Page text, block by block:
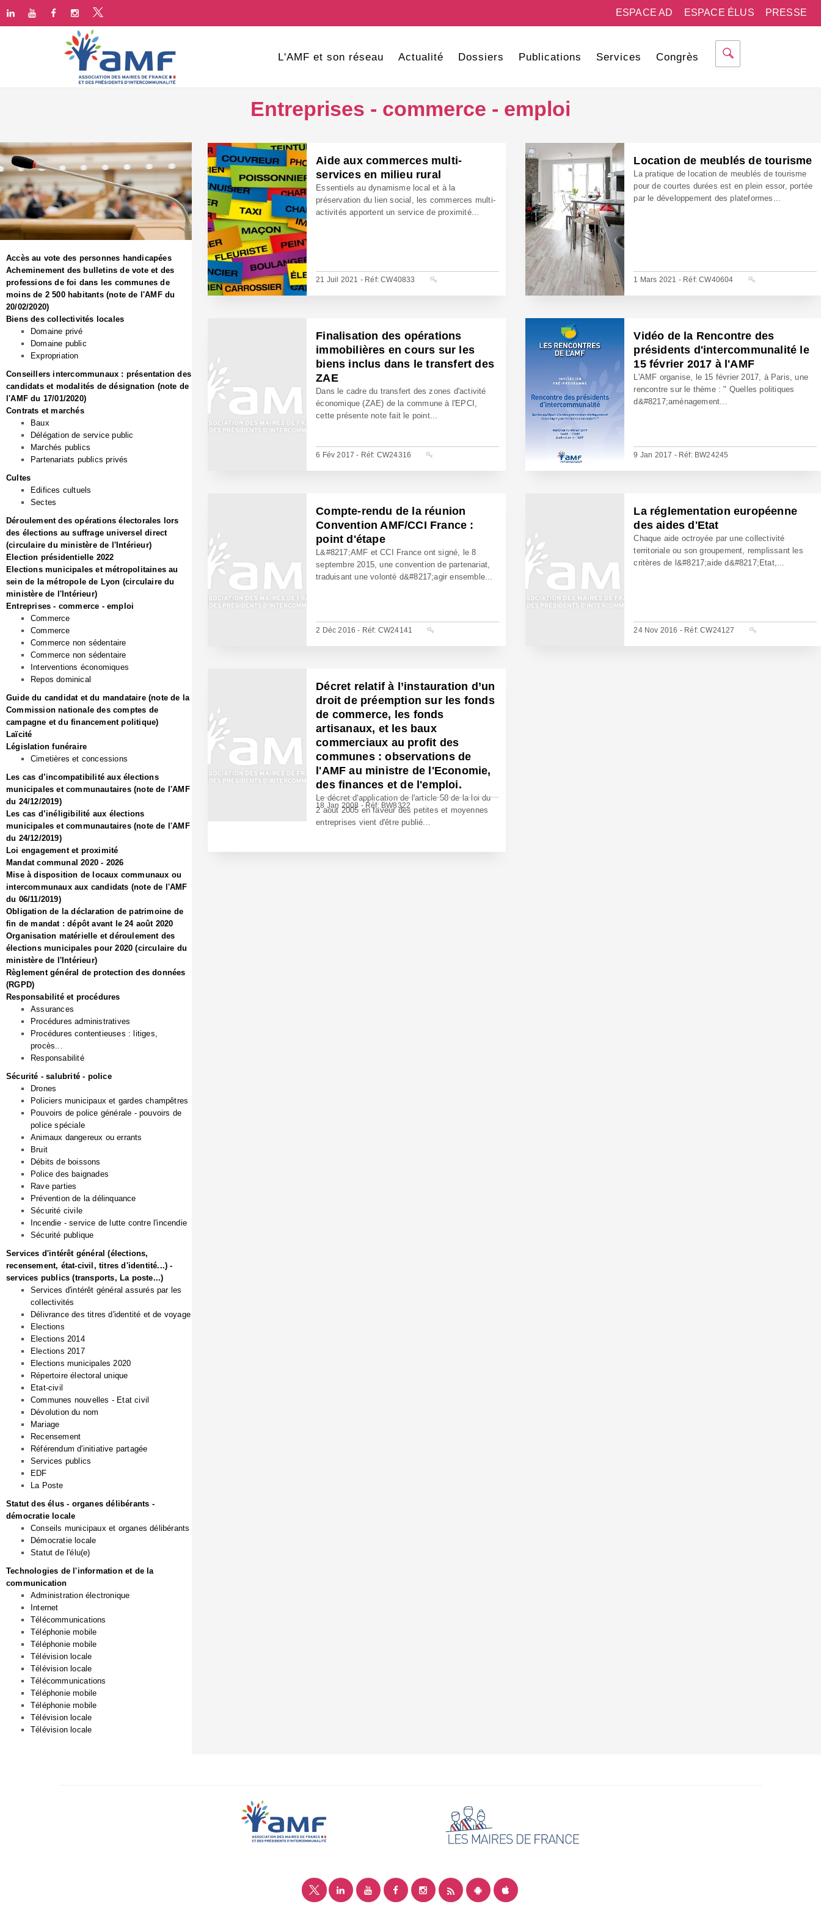
PRESSE
ESPACE ÉLUS
ESPACE AD
L'AMF et son réseau Actualité Dossiers Publications Services Congrès
Entreprises - commerce - emploi
Accès au vote des personnes handicapées
Acheminement des bulletins de vote et des
professions de foi dans les communes de
moins de 2 500 habitants (note de l'AMF du
20/02/2020)
Biens des collectivités locales
Domaine privé
Domaine public
Expropriation
Conseillers intercommunaux : présentation des
candidats et modalités de désignation (note de
l'AMF du 17/01/2020)
Contrats et marchés
Baux
Délégation de service public
Marchés publics
Partenariats publics privés
Cultes
Edifices cultuels
Sectes
Déroulement des opérations électorales lors
des élections au suffrage universel direct
(circulaire du ministère de l'Intérieur)
Election présidentielle 2022
Elections municipales et métropolitaines au
sein de la métropole de Lyon (circulaire du
ministère de l'Intérieur)
Entreprises - commerce - emploi
Commerce
Commerce
Commerce non sédentaire
Commerce non sédentaire
Interventions économiques
Repos dominical
Guide du candidat et du mandataire (note de la
Commission nationale des comptes de
campagne et du financement politique)
Laïcité
Législation funéraire
Cimetières et concessions
Les cas d’incompatibilité aux élections
municipales et communautaires (note de l'AMF
du 24/12/2019)
Les cas d’inéligibilité aux élections
municipales et communautaires (note de l'AMF
du 24/12/2019)
Loi engagement et proximité
Mandat communal 2020 - 2026
Mise à disposition de locaux communaux ou
intercommunaux aux candidats (note de l'AMF
du 06/11/2019)
Obligation de la déclaration de patrimoine de
fin de mandat : dépôt avant le 24 août 2020
Organisation matérielle et déroulement des
élections municipales pour 2020 (circulaire du
ministère de l'Intérieur)
Règlement général de protection des données
(RGPD)
Responsabilité et procédures
Assurances
Procédures administratives
Procédures contentieuses : litiges,
procès...
Responsabilité
Sécurité - salubrité - police
Drones
Policiers municipaux et gardes champêtres
Pouvoirs de police générale - pouvoirs de
police spéciale
Animaux dangereux ou errants
Bruit
Débits de boissons
Police des baignades
Rave parties
Prévention de la délinquance
Sécurité civile
Incendie - service de lutte contre l'incendie
Sécurité publique
Services d'intérêt général (élections,
recensement, état-civil, titres d'identité...) -
services publics (transports, La poste...)
Services d'intérêt général assurés par les
collectivités
Délivrance des titres d'identité et de voyage
Elections
Elections 2014
Elections 2017
Elections municipales 2020
Répertoire électoral unique
Etat-civil
Communes nouvelles - Etat civil
Dévolution du nom
Mariage
Recensement
Référendum d'initiative partagée
Services publics
EDF
La Poste
Statut des élus - organes délibérants -
démocratie locale
Conseils municipaux et organes délibérants
Démocratie locale
Statut de l'élu(e)
Technologies de l'information et de la
communication
Administration électronique
Internet
Télécommunications
Téléphonie mobile
Téléphonie mobile
Télévision locale
Télévision locale
Télécommunications
Téléphonie mobile
Téléphonie mobile
Télévision locale
Télévision locale
Aide aux commerces multi-
services en milieu rural
Essentiels au dynamisme local et à la
préservation du lien social, les commerces multi-
activités apportent un service de proximité...
21 Juil 2021 - Réf: CW40833
Location de meublés de tourisme
La pratique de location de meublés de tourisme
pour de courtes durées est en plein essor, portée
par le développement des plateformes...
1 Mars 2021 - Réf: CW40604
Finalisation des opérations
immobilières en cours sur les
biens inclus dans le transfert des
ZAE
Dans le cadre du transfert des zones d'activité
économique (ZAE) de la commune à l'EPCI,
cette présente note fait le point...
6 Fév 2017 - Réf: CW24316
Vidéo de la Rencontre des
présidents d'intercommunalité le
15 février 2017 à l'AMF
L'AMF organise, le 15 février 2017, à Paris, une
rencontre sur le thème : " Quelles politiques
d&#8217;aménagement...
9 Jan 2017 - Réf: BW24245
Compte-rendu de la réunion
Convention AMF/CCI France :
point d'étape
L&#8217;AMF et CCI France ont signé, le 8
septembre 2015, une convention de partenariat,
traduisant une volonté d&#8217;agir ensemble...
2 Déc 2016 - Réf: CW24141
La réglementation européenne
des aides d'Etat
Chaque aide octroyée par une collectivité
territoriale ou son groupement, remplissant les
critères de l&#8217;aide d&#8217;Etat,...
24 Nov 2016 - Réf: CW24127
Décret relatif à l’instauration d’un
droit de préemption sur les fonds
de commerce, les fonds
artisanaux, et les baux
commerciaux au profit des
communes : observations de
l'AMF au ministre de l'Economie,
des finances et de l'emploi.
Le décret d'application de l'article 58 de la loi du
2 aout 2005 en faveur des petites et moyennes
entreprises vient d'être publié...
18 Jan 2008 - Réf: BW8322